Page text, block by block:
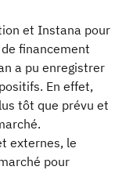
et Instana pour
financement
a pu enregistrer
En effet,
tôt que prévu et
externes, le
pour